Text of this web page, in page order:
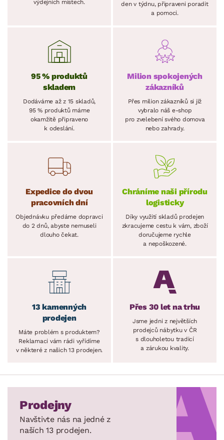
výdejních místech.
den v týdnu, připraveni poradit
a pomoci.
95 % produktů
skladem
Dodáváme až z 15 skladů,
95 % produktů máme
okamžitě připraveno
k odeslání.
Milion spokojených
zákazníků
Přes milion zákazníků si již
vybralo náš e-shop
pro zvelebení svého domova
nebo zahrady.
Expedice do dvou
pracovních dní
Objednávku předáme dopravci
do 2 dnů, abyste nemuseli
dlouho čekat.
Chráníme naši přírodu
logisticky
Díky využití skladů prodejen
zkracujeme cestu k vám, zboží
doručujeme rychle
a nepoškozené.
13 kamenných
prodejen
Máte problém s produktem?
Reklamaci vám rádi vyřídíme
v některé z našich 13 prodejen.
Přes 30 let na trhu
Jsme jedni z největších
prodejců nábytku v ČR
s dlouholetou tradicí
a zárukou kvality.
Prodejny
Navštivte nás na jedné z
naších 13 prodejen.